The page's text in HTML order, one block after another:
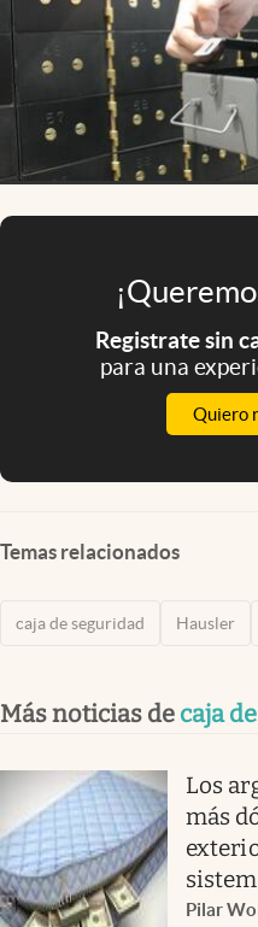
El Cronista Studio
Mediakit
abre en nueva pestaña
Argentina
Registrate sin
para una
Quiero
Temas relacionados
caja de seguridad Hausler
Más noticias de caja
Los
más
Pilar